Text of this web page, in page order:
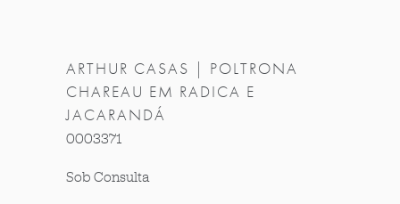
ARTHUR CASAS | POLTRONA
CHAREAU EM RADICA E
JACARANDÁ
0003371
Sob Consulta